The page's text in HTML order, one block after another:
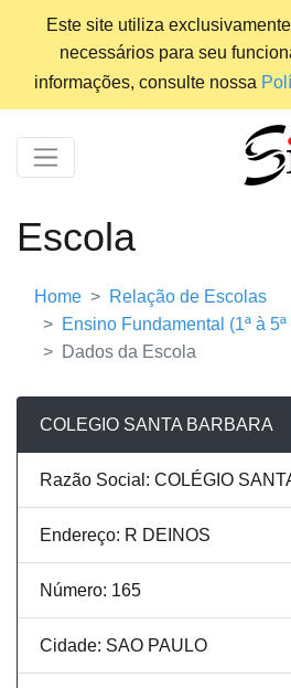
Este site utiliza
necessários para seu
informações, consulte nossa
Escola
Home
Relação de Escolas
Ensino Fundamental (1ª à
Dados da Escola
COLEGIO SANTA BARBARA
Razão Social: COLÉGIO
Endereço: R DEINOS
Número: 165
Cidade: SAO PAULO